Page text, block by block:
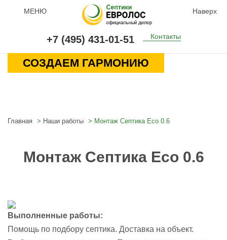
МЕНЮ Наверх
+7 (495) 431-01-51 Контакты
СОЗДАЕМ ГАРМОНИЮ
Главная Наши работы Монтаж Септика Eco 0.6
Монтаж Септика Eco 0.6
Выполненные работы:
Помощь по подбору септика. Доставка на объект.